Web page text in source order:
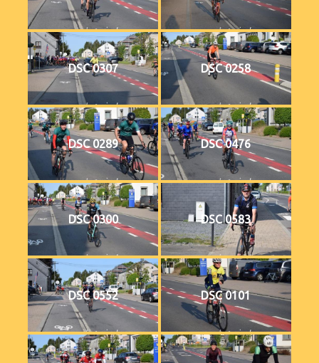
DSC 0307 DSC 0258
DSC 0289 DSC 0476
DSC 0300 DSC 0583
DSC 0552 DSC 0101